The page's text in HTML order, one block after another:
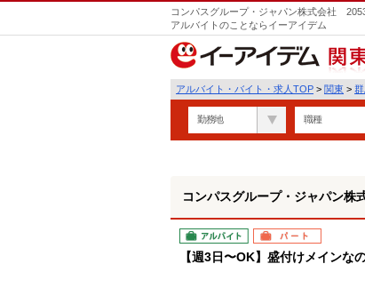
コンパスグループ・ジャパン株式会社
アルバイトのことならイーアイデム
関東
アルバイト・バイト・求人TOP > 関東 >
勤務地 職種
コンパスグループ・ジャパン
アルバイト パート
【週3日〜OK】盛付けメインな